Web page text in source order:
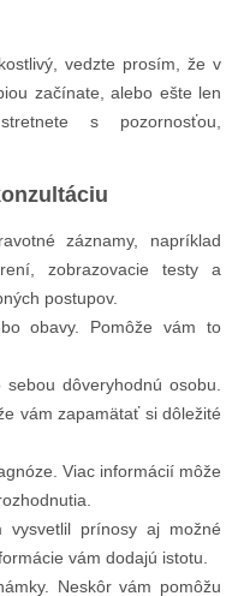
vedzte prosím, že v
začínate, alebo ešte len
s pozornosťou,
záznamy, napríklad
zobrazovacie testy a
postupov.
obavy. Pomôže vám to
dôveryhodnú osobu.
vám zapamätať si dôležité
Viac informácií môže
prínosy aj možné
vám dodajú istotu.
Neskôr vám pomôžu